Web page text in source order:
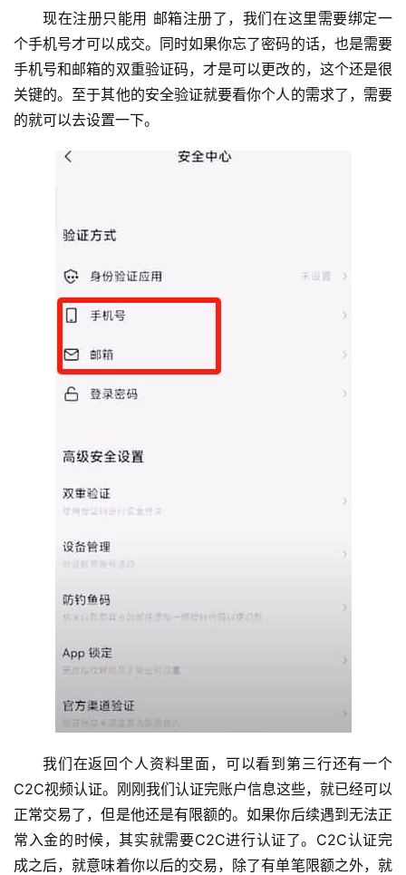
现在注册只能用 邮箱注册了，我们在这里需要绑定一
个手机号才可以成交。同时如果你忘了密码的话，也是需要
手机号和邮箱的双重验证码，才是可以更改的，这个还是很
关键的。至于其他的安全验证就要看你个人的需求了，需要
的就可以去设置一下。
我们在返回个人资料里面，可以看到第三行还有一个
C2C视频认证。刚刚我们认证完账户信息这些，就已经可以
正常交易了，但是他还是有限额的。如果你后续遇到无法正
常入金的时候，其实就需要C2C进行认证了。C2C认证完
成之后，就意味着你以后的交易，除了有单笔限额之外，就